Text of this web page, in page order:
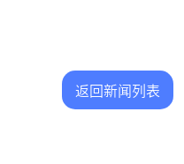
返回新闻列表